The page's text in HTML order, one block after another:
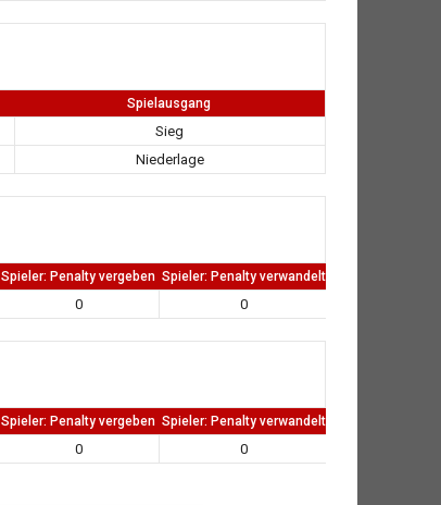
Spielausgang
Sieg
Niederlage
Spieler: Penalty vergeben Spieler: Penalty verwandelt
0 0
Spieler: Penalty vergeben Spieler: Penalty verwandelt
0 0